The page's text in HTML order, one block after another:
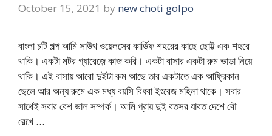
October 15, 2021 by new choti golpo
বাংলা চটি গল্প আমি সাউথ ওয়েলসের কার্ডিফ শহরের কাছে ছোট্ট এক শহরে
থাকি। একটা মটর গ্যারেজ়ে কাজ করি। একটা বাসার একটা রুম ভাড়া নিয়ে
থাকি। এই বাসায় আরো দুইটা রুম আছে তার একটাতে এক আফ্রিকান
ছেলে আর অন্য রুমে এক মধ্য বয়সি বিধবা ইংরেজ মহিলা থাকে। সবার
সাথেই সবার বেশ ভাল সম্পর্ক। আমি প্রায় দুই বতসর যাবত দেশে বৌ
রেখে …